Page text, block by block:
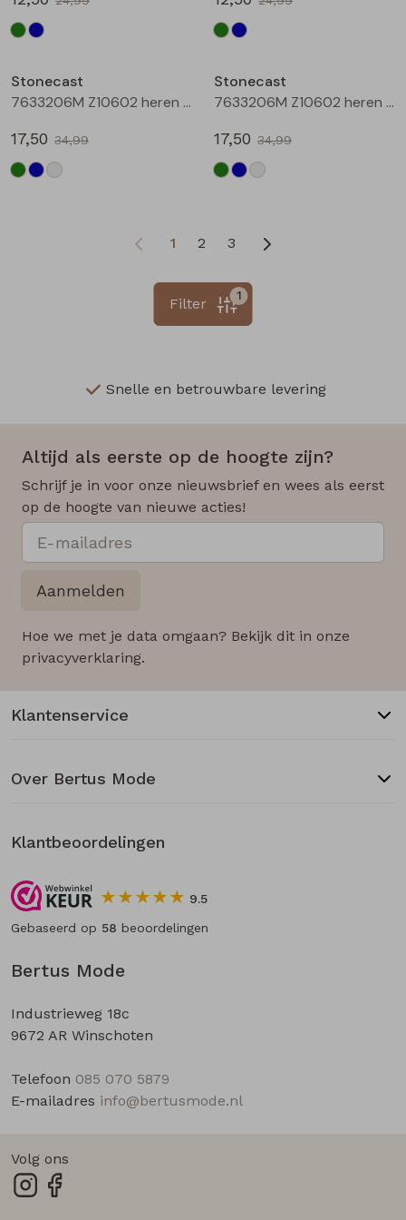
Stonecast
7633206M Z10602 heren polo Groen
17,50 34,99
Stonecast
7633206M Z10602 heren polo Raf
17,50 34,99
1 2 3
1
Filter
Snelle en betrouwbare levering
Altijd als eerste op de hoogte zijn?
Schrijf je in voor onze nieuwsbrief en wees als eerst
op de hoogte van nieuwe acties!
Aanmelden
Hoe we met je data omgaan? Bekijk dit in onze
privacyverklaring.
Bertus Mode
Industrieweg 18c
9672 AR Winschoten
Telefoon 085 070 5879
E-mailadres info@bertusmode.nl
Klantenservice
Over Bertus Mode
Klantbeoordelingen
9.5
Gebaseerd op 58 beoordelingen
Volg ons